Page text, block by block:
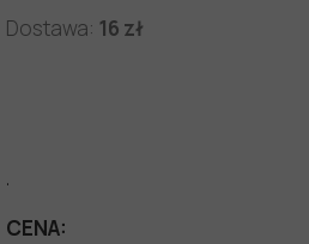
.
Dostawa: 16 zł
CENA: